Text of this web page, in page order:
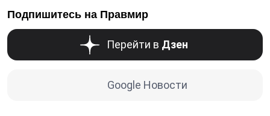
Подпишитесь на Правмир
Перейти в Дзен
Google Новости